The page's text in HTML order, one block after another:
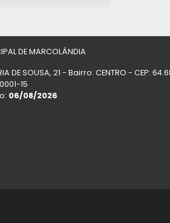
DE MARCOLÂNDIA
DE SOUSA, 21 - Bairro: CENTRO - CEP:
15
06/08/2026